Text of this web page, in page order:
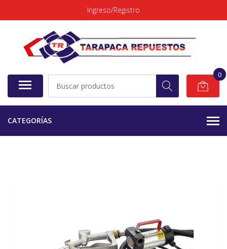
Ingreso/Registro
0
CATEGORÍAS